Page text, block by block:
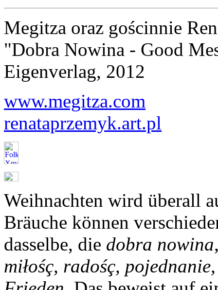
Megitza oraz gościnnie
"Dobra Nowina - Good
Eigenverlag, 2012
www.megitza.com
renataprzemyk.art.pl
Weihnachten wird überall
Bräuche können
dasselbe, die dobra nowina
miłośç, radośç,